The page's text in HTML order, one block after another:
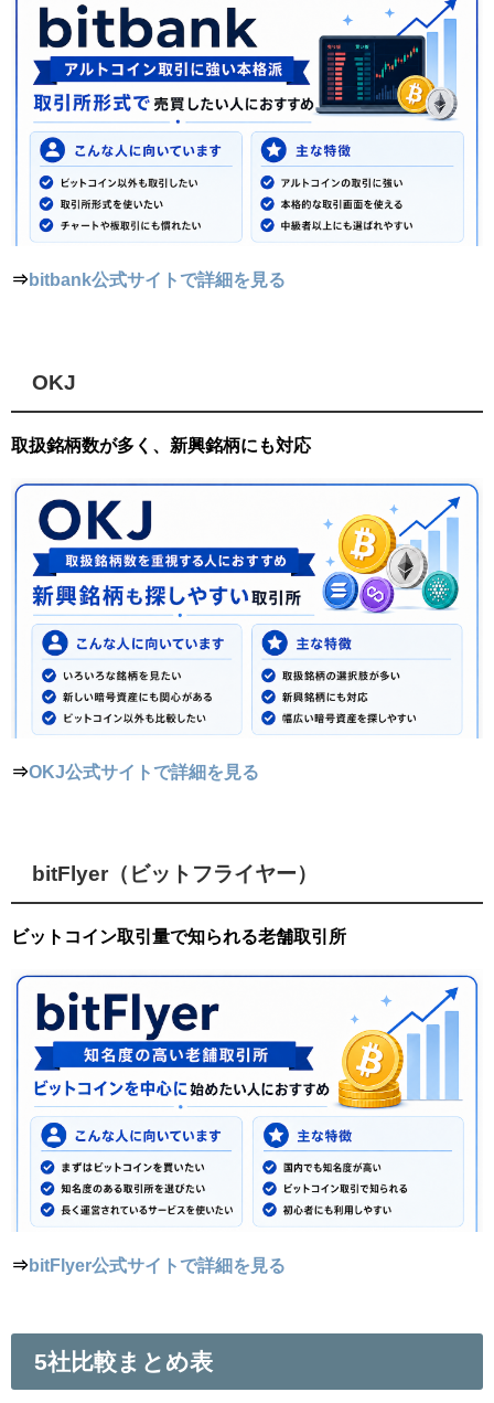
⇒bitbank公式サイトで詳細を見る
OKJ
取扱銘柄数が多く、新興銘柄にも対応
⇒OKJ公式サイトで詳細を見る
bitFlyer（ビットフライヤー）
ビットコイン取引量で知られる老舗取引所
⇒bitFlyer公式サイトで詳細を見る
5社比較まとめ表